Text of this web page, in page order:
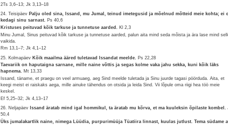
2Ts 3,6–13; Jk 3,13–18
24. Teisipäev Palju oled sina, Issand, mu Jumal, teinud imetegusid ja mõelnud mõtteid meie kohta; ei
kedagi sinu sarnast. Ps 40,6
Kristuses peituvad kõik tarkuse ja tunnetuse aarded. Kl 2,3
Minu Jumal, Sinus peituvad kõik tarkuse ja tunnetuse aarded, palun aita mind seda mõista ja ära lase mind
vaikida.
Rm 13,1–7; Jk 4,1–12
25. Kolmapäev Kõik maailma ääred tuletavad Issandat meelde. Ps 22,28
Taevariik on haputaigna sarnane, mille naine võttis ja segas kolme vaka jahu sekka, kuni kõik läks
hapnema. Mt 13,33
Issand, täname, et praegu on veel armuaeg, aeg Sind meelde tuletada ja Sinu juurde tagasi pöörduda. Aita, et
keegi meist ei raiskaks aega, mille ainuke tähendus on otsida ja leida Sind. Vii lõpule oma riigi hea töö meie
keskel.
Ef 5,25–32; Jk 4,13–17
26. Neljapäev Issand äratab mind igal hommikul, ta äratab mu kõrva, et ma kuuleksin õpilaste kombel.
50,4
Üks jumalakartlik naine, nimega Lüüdia, purpurimüüja Tüatiira linnast, kuulas jutlust. Tema südame